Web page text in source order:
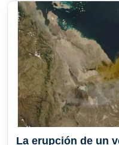
La erupción de un